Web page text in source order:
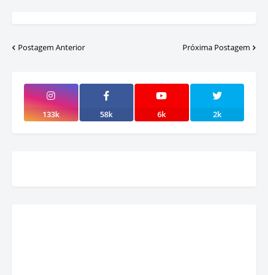
Postagem Anterior Próxima Postagem
133k 58k 6k 2k